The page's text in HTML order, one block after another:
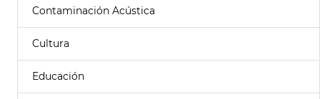
Contaminación Acústica
Cultura
Educación